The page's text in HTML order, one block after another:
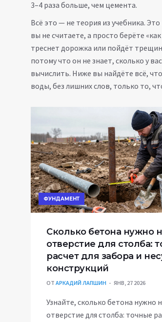
3–4 раза больше, чем цемента.
Всё это — не теория из учебника.
вы не считаете, а просто берёте
треснет дорожка или пойдёт
потому что он не знает, сколько у
вычислить. Ниже вы найдёте всё,
воды, без лишних слов, только то,
ФУНДАМЕНТ
Сколько бетона нужно
отверстие для столба:
расчет для забора и
конструкций
ОТ АРКАДИЙ ЛАПШИН ЯНВ, 27 2026
Узнайте, сколько бетона нужно
отверстие для столба: точные